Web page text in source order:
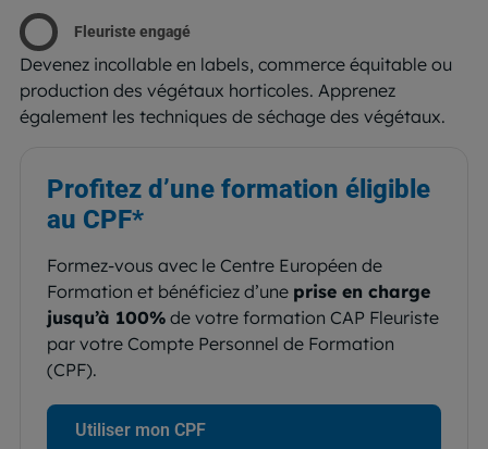
Fleuriste engagé
Devenez incollable en labels, commerce équitable ou
production des végétaux horticoles. Apprenez
également les techniques de séchage des végétaux.
Profitez d’une formation éligible
au CPF*
Formez-vous avec le Centre Européen de
Formation et bénéficiez d’une prise en charge
jusqu’à 100% de votre formation CAP Fleuriste
par votre Compte Personnel de Formation
(CPF).
Utiliser mon CPF